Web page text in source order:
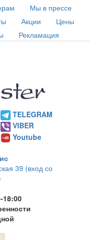
Мы в прессе
Акции
Цены
Рекламация
TELEGRAM
VIBER
Youtube
39 (вход со
18:00